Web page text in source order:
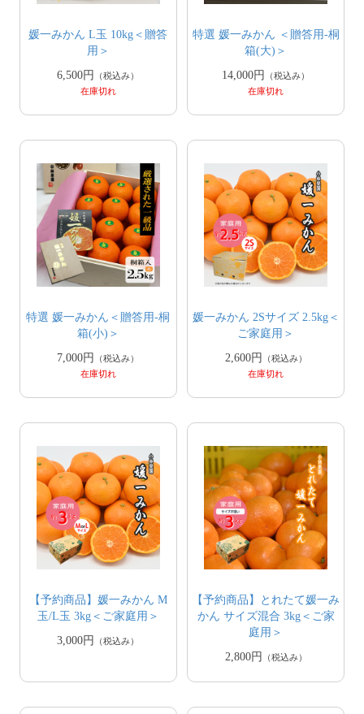
媛一みかん L玉 10kg＜贈答
用＞
6,500円
（税込み）
在庫切れ
特選 媛一みかん ＜贈答用-桐
箱(大)＞
14,000円
（税込み）
在庫切れ
特選 媛一みかん＜贈答用-桐
箱(小)＞
7,000円
（税込み）
在庫切れ
媛一みかん 2Sサイズ 2.5kg＜
ご家庭用＞
2,600円
（税込み）
在庫切れ
【予約商品】媛一みかん M
玉/L玉 3kg＜ご家庭用＞
3,000円
（税込み）
【予約商品】とれたて媛一み
かん サイズ混合 3kg＜ご家
庭用＞
2,800円
（税込み）